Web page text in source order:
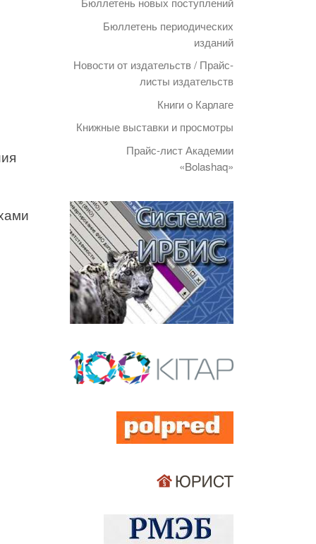
Бюллетень периодических
изданий
Новости от издательств / Прайс-
листы издательств
Книги о Карлаге
Книжные выставки и просмотры
Прайс-лист Академии
«Bolashaq»